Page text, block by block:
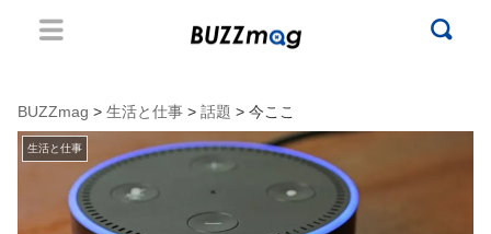
BUZZmag > 生活と仕事 > 話題 > 今ここ
生活と仕事